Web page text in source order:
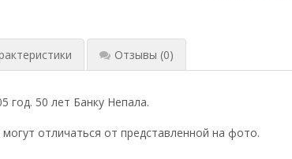
Отзывы (0)
год. 50 лет Банку Непала.
отличаться от представленной на фото.